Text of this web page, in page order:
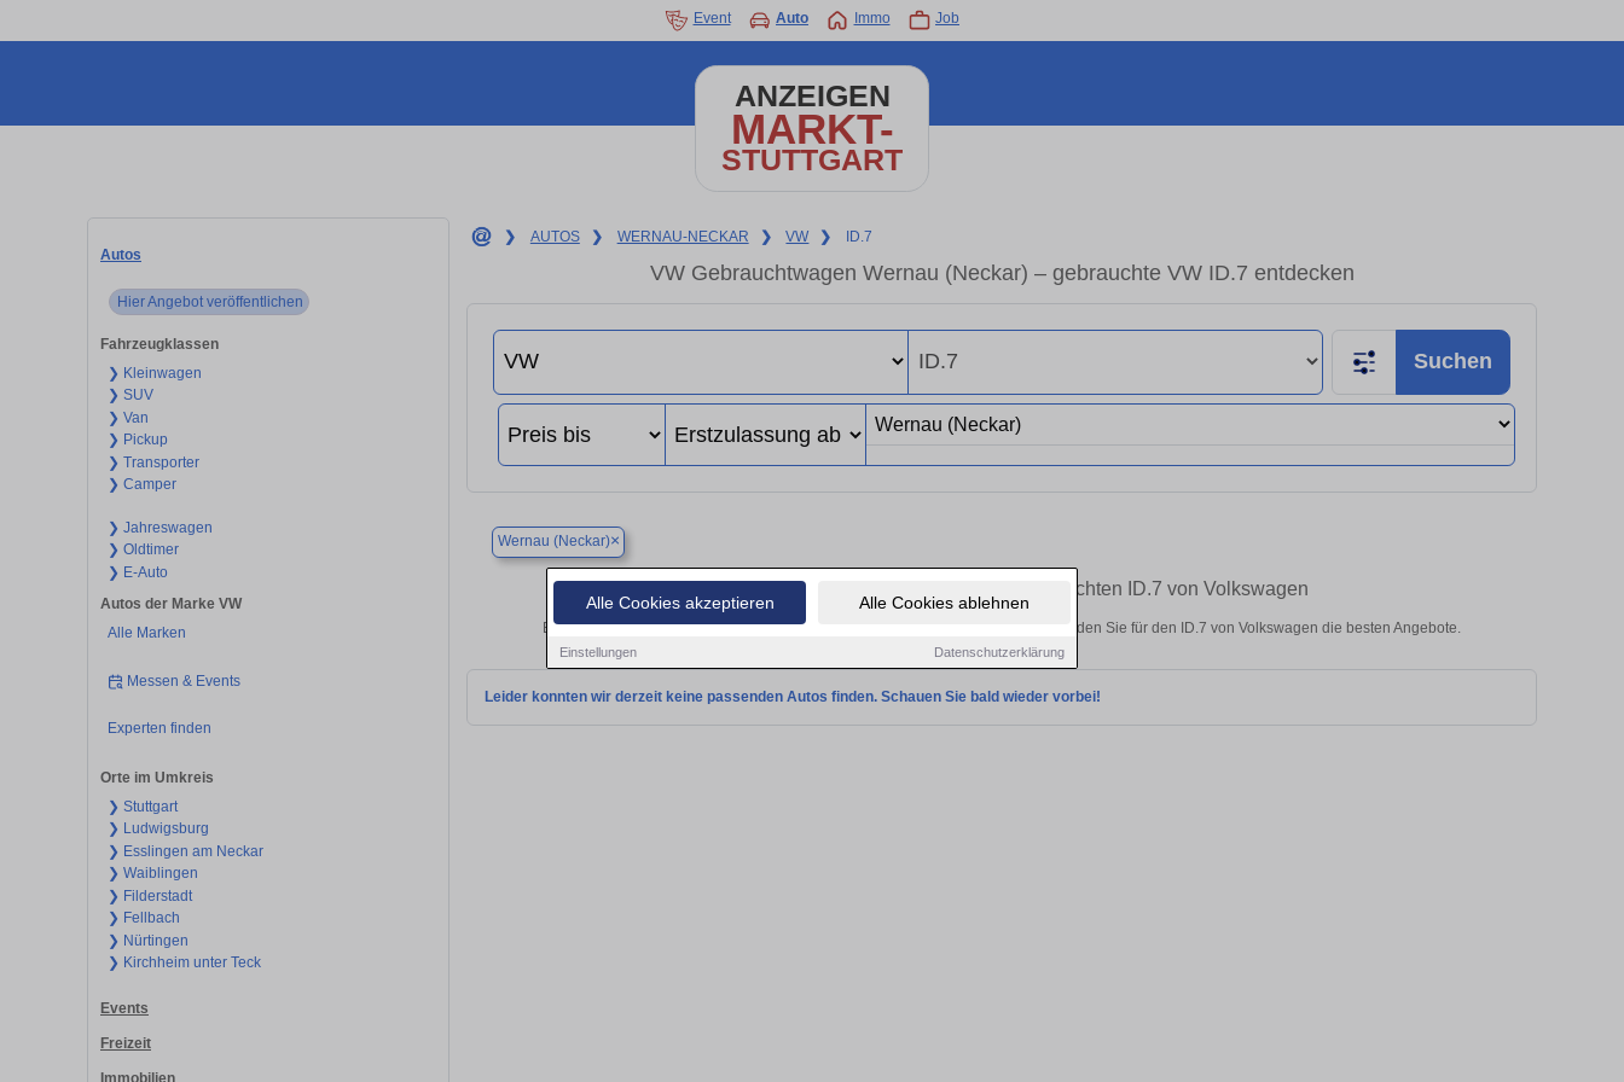
Alle Cookies akzeptieren Alle Cookies ablehnen
Einstellungen Datenschutzerklärung
Event Auto Immo Job
ANZEIGEN
MARKT-
STUTTGART
Autos
Hier Angebot veröffentlichen
Fahrzeugklassen
❯ Kleinwagen
❯ SUV
❯ Van
❯ Pickup
❯ Transporter
❯ Camper
❯ Jahreswagen
❯ Oldtimer
❯ E-Auto
Autos der Marke VW
Alle Marken
Messen & Events
Experten finden
Orte im Umkreis
❯ Stuttgart
❯ Ludwigsburg
❯ Esslingen am Neckar
❯ Waiblingen
❯ Filderstadt
❯ Fellbach
❯ Nürtingen
❯ Kirchheim unter Teck
Events
Freizeit
Immobilien
❯ AUTOS ❯ WERNAU-NECKAR ❯ VW ❯ ID.7
VW Gebrauchtwagen Wernau (Neckar) – gebrauchte VW ID.7 entdecken
Suchen
Wernau (Neckar)×
Finden Sie in Wernau (Neckar) Ihren gebrauchten ID.7 von Volkswagen
Entdecken Sie in Wernau (Neckar) gebrauchte VW ID.7 Gebrauchtwagen. Hier finden Sie für den ID.7 von Volkswagen die besten Angebote.
Leider konnten wir derzeit keine passenden Autos finden. Schauen Sie bald wieder vorbei!